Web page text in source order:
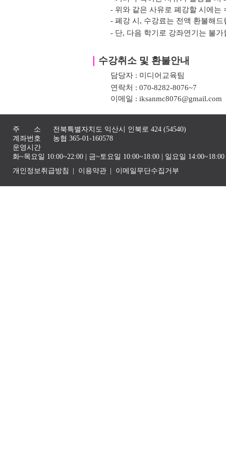
- 위와 같은 사유로 폐강할 시에는
- 폐강 시, 수강료는 전액 환불해
- 단, 다음 학기로 강좌연기는 불가
수강취소 및 환불안내
담당자 : 미디어교육팀
연락처 : 070-8282-8076~7
이메일 : iksanmc8076@gmail.com
주 소
전북특별자치도 익산시 인북로 424 (54540)
계좌번호
농협 365-01-160578
운영시간
화~목요일 10:00~22:00 | 금~토요일 10:00~18:00 | 일요일
개인정보취급방침
이용약관 이메일무단수집거부